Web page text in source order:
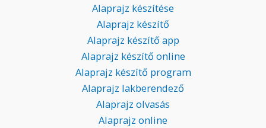
Alaprajz készítése
Alaprajz készítő
Alaprajz készítő app
Alaprajz készítő online
Alaprajz készítő program
Alaprajz lakberendező
Alaprajz olvasás
Alaprajz online